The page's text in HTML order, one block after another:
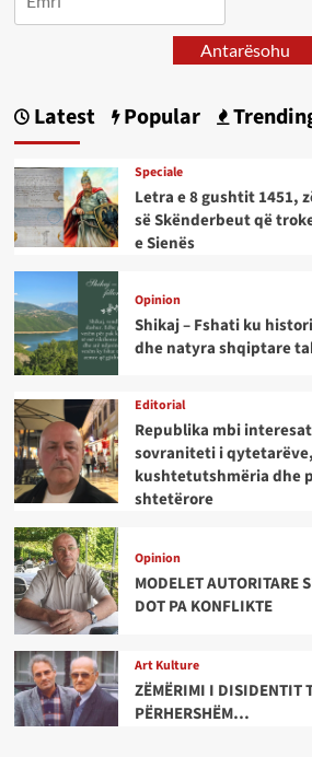
Antarësohu
Latest Popular
Speciale
Letra e 8 gushtit 1451,
së Skënderbeut që
e Sienës
Opinion
Shikaj – Fshati ku
dhe natyra shqiptare
Editorial
Republika mbi
sovraniteti i qytetarëve,
kushtetutshmëria dhe
shtetërore
Opinion
MODELET AUTORITARE
DOT PA KONFLIKTE
Art Kulture
ZËMËRIMI I DISIDENTIT
PËRHERSHËM…